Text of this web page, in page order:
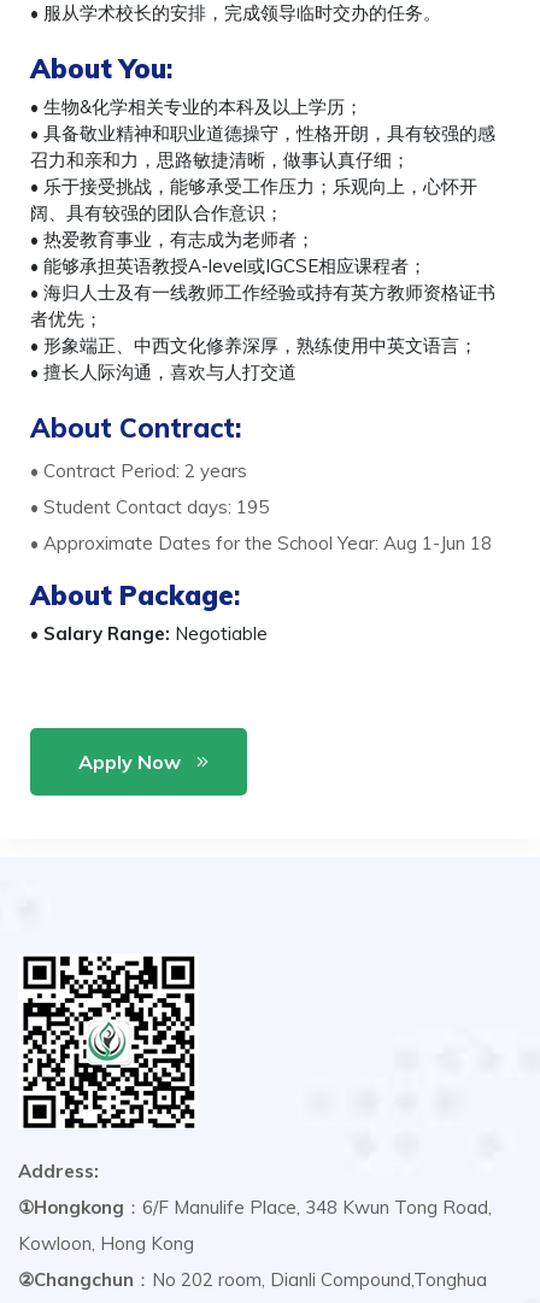
• 服从学术校长的安排，完成领导临时交办的任务。
About You:
• 生物&化学相关专业的本科及以上学历；
• 具备敬业精神和职业道德操守，性格开朗，具有较强的感
召力和亲和力，思路敏捷清晰，做事认真仔细；
• 乐于接受挑战，能够承受工作压力；乐观向上，心怀开
阔、具有较强的团队合作意识；
• 热爱教育事业，有志成为老师者；
• 能够承担英语教授A-level或IGCSE相应课程者；
• 海归人士及有一线教师工作经验或持有英方教师资格证书
者优先；
• 形象端正、中西文化修养深厚，熟练使用中英文语言；
• 擅长人际沟通，喜欢与人打交道
About Contract:
• Contract Period: 2 years
• Student Contact days: 195
• Approximate Dates for the School Year: Aug 1-Jun 18
About Package:
• Salary Range: Negotiable
Apply Now
Address:
①Hongkong ：6/F Manulife Place, 348 Kwun Tong Road,
Kowloon, Hong Kong
②Changchun ：No 202 room, Dianli Compound,Tonghua